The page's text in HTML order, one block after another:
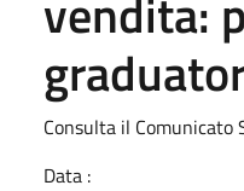
Consulta il Comunicato
Data :